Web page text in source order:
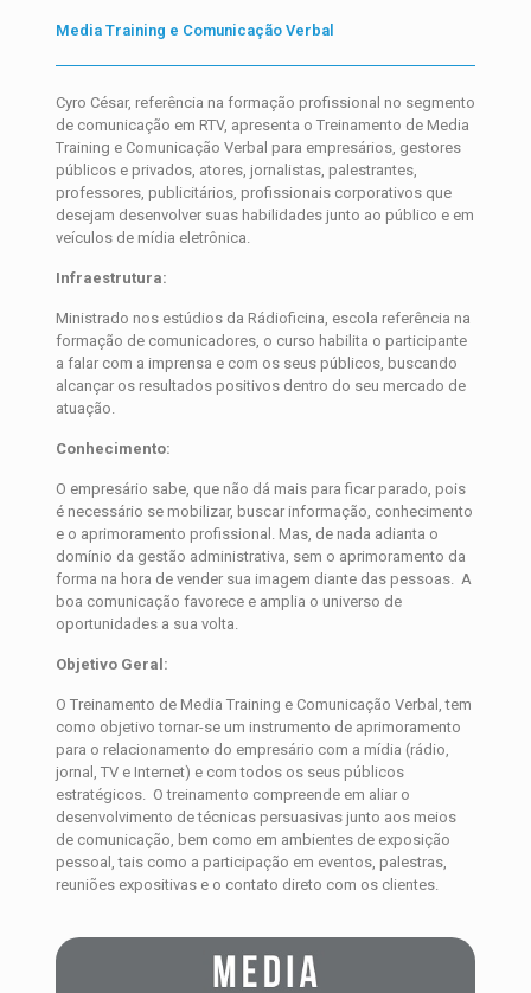
Media Training e Comunicação Verbal
Cyro César, referência na formação profissional no segmento
de comunicação em RTV, apresenta o Treinamento de Media
Training e Comunicação Verbal para empresários, gestores
públicos e privados, atores, jornalistas, palestrantes,
professores, publicitários, profissionais corporativos que
desejam desenvolver suas habilidades junto ao público e em
veículos de mídia eletrônica.
Infraestrutura:
Ministrado nos estúdios da Rádioficina, escola referência na
formação de comunicadores, o curso habilita o participante
a falar com a imprensa e com os seus públicos, buscando
alcançar os resultados positivos dentro do seu mercado de
atuação.
Conhecimento:
O empresário sabe, que não dá mais para ficar parado, pois
é necessário se mobilizar, buscar informação, conhecimento
e o aprimoramento profissional. Mas, de nada adianta o
domínio da gestão administrativa, sem o aprimoramento da
forma na hora de vender sua imagem diante das pessoas. A
boa comunicação favorece e amplia o universo de
oportunidades a sua volta.
Objetivo Geral:
O Treinamento de Media Training e Comunicação Verbal, tem
como objetivo tornar-se um instrumento de aprimoramento
para o relacionamento do empresário com a mídia (rádio,
jornal, TV e Internet) e com todos os seus públicos
estratégicos. O treinamento compreende em aliar o
desenvolvimento de técnicas persuasivas junto aos meios
de comunicação, bem como em ambientes de exposição
pessoal, tais como a participação em eventos, palestras,
reuniões expositivas e o contato direto com os clientes.